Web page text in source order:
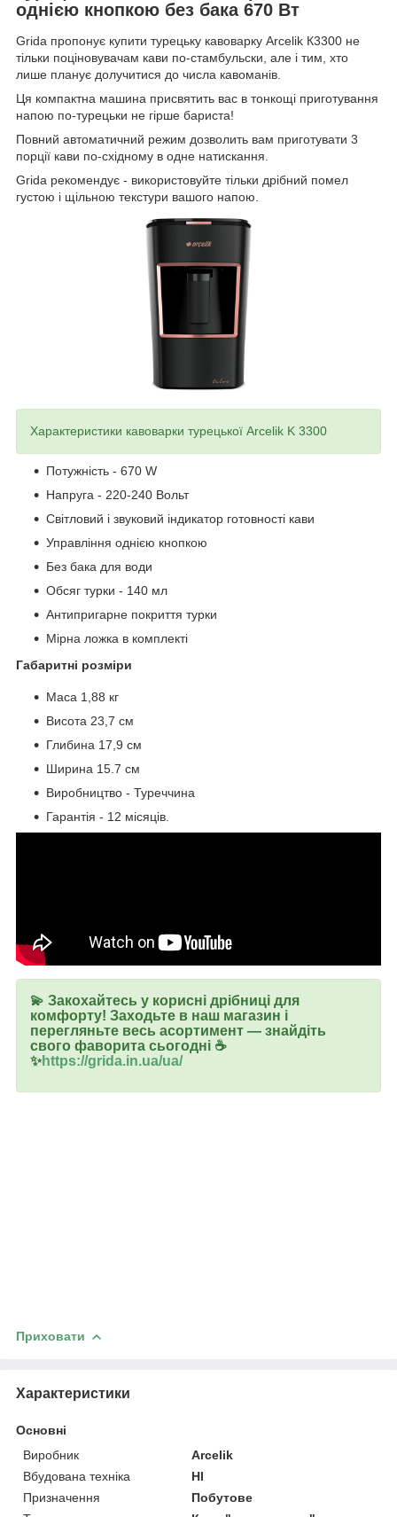
однією кнопкою без бака 670 Вт
Grida пропонує купити турецьку кавоварку Arcelik К3300 не
тільки поціновувачам кави по-стамбульски, але і тим, хто
лише планує долучитися до числа кавоманів.
Ця компактна машина присвятить вас в тонкощі приготування
напою по-турецьки не гірше бариста!
Повний автоматичний режим дозволить вам приготувати 3
порції кави по-східному в одне натискання.
Grida рекомендує - використовуйте тільки дрібний помел
густою і щільною текстури вашого напою.
Характеристики кавоварки турецької Arcelik K 3300
Потужність - 670 W
Напруга - 220-240 Вольт
Світловий і звуковий індикатор готовності кави
Управління однією кнопкою
Без бака для води
Обсяг турки - 140 мл
Антипригарне покриття турки
Мірна ложка в комплекті
Габаритні розміри
Маса 1,88 кг
Висота 23,7 см
Глибина 17,9 см
Ширина 15.7 см
Виробництво - Туреччина
Гарантія - 12 місяців.
💫 Закохайтесь у корисні дрібниці для
комфорту! Заходьте в наш магазин і
перегляньте весь асортимент — знайдіть
свого фаворита сьогодні ☕
✨https://grida.in.ua/ua/
Приховати
Характеристики
Основні
Виробник
Arcelik
Вбудована техніка
НІ
Призначення
Побутове